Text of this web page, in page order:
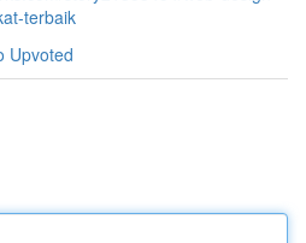
terbaik
Upvoted